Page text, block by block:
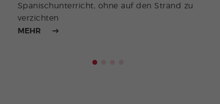
Spanischunterricht, ohne auf den Strand zu
verzichten
MEHR